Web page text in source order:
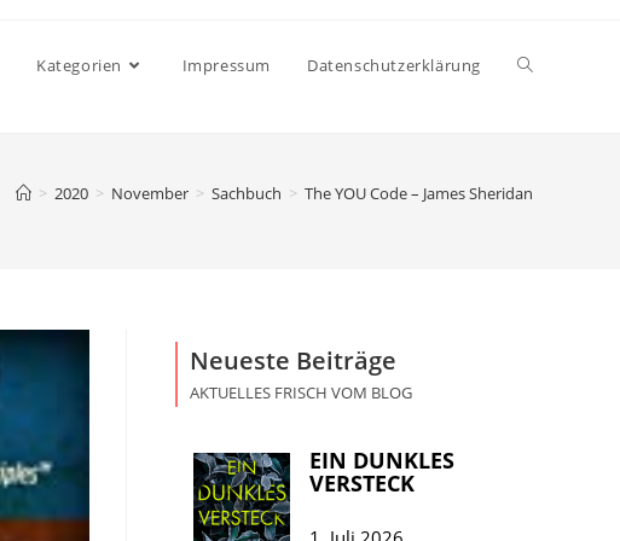
Kategorien Impressum Datenschutzerklärung
> 2020 > November > Sachbuch > The YOU Code – James Sheridan
Neueste Beiträge
AKTUELLES FRISCH VOM BLOG
EIN DUNKLES
VERSTECK